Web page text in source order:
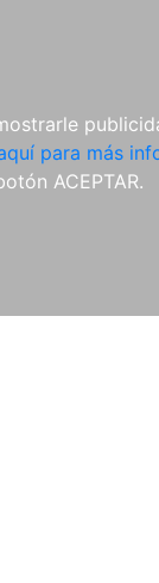
para más
ACEPTAR.
de